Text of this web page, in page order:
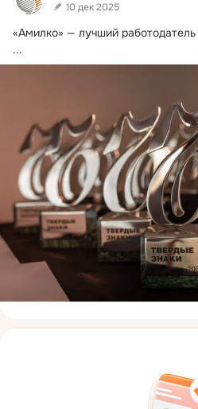
10 дек 2025
«Амилко» — лучший
...